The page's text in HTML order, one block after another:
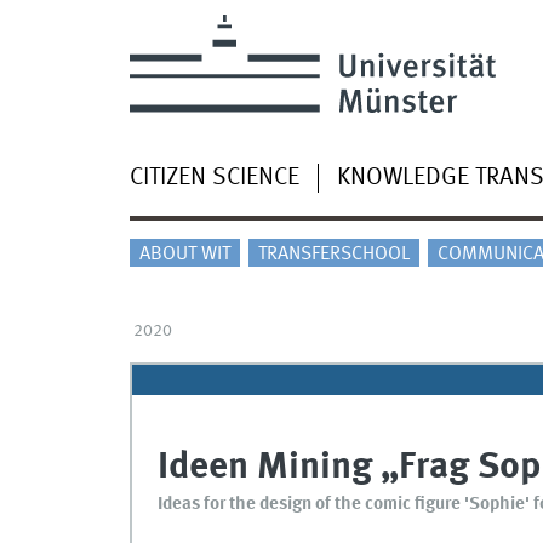
CITIZEN SCIENCE KNOWLEDGE
ABOUT WIT TRANSFERSCHOOL
2020
Ideen Mining „Frag
Ideas for the design of the comic figure 'Sophie'